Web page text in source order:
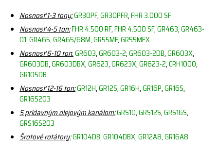
Nosnosť 1-3 tony:GR30PF,GR30PFR,FHR 3.000 SF
Nosnosť 4-5 ton:FHR 4.500 RF,FHR 4.500 SF,GR463,GR463-
01,GR465,GR465/68M,GR55MF,GR55MFX
Nosnosť 6-10 ton:GR603,GR603-2,GR603-2DB,GR603X,
GR603DB,GR603DBX,GR623,GR623X,GR623-2,CRH1000,
GR105DB
Nosnosť 12-16 ton:GR12H,GR12S,GR16H,GR16P,GR16S,
GR16S203
S prídavným olejovým kanálom:GRS10,GRS12S,GRS16S,
GRS16S203
Šrotové rotátory:GR104DB,GR104DBX,GR12A8,GR16A8